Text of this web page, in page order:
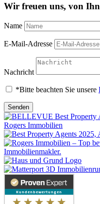
Wir freuen uns, von
Name
E-Mail-Adresse
Nachricht
*Bitte beachten Sie unsere
Senden